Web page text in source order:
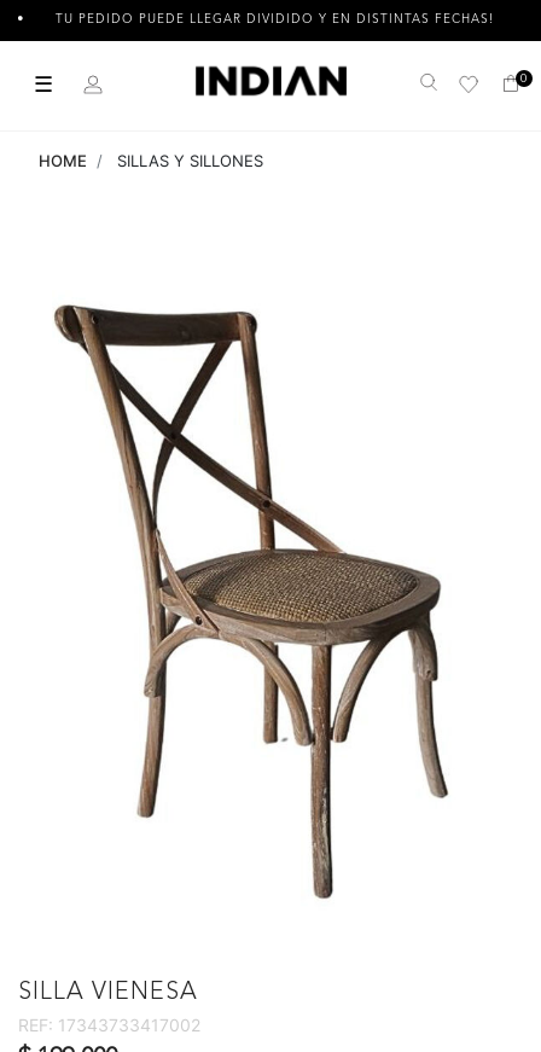
TU PEDIDO PUEDE LLEGAR DIVIDIDO Y EN DISTINTAS FECHAS!
☰ Buscar 0
HOME SILLAS Y SILLONES
SILLA VIENESA
REF: 17343733417002